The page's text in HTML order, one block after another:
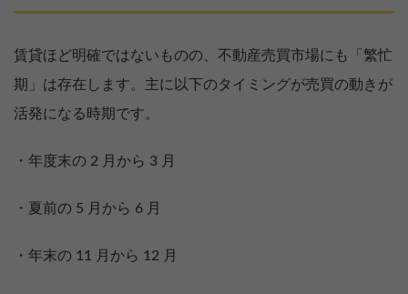
賃貸ほど明確ではないものの、不動産売買市場にも「繁忙
期」は存在します。主に以下のタイミングが売買の動きが
活発になる時期です。
・年度末の 2 月から 3 月
・夏前の 5 月から 6 月
・年末の 11 月から 12 月